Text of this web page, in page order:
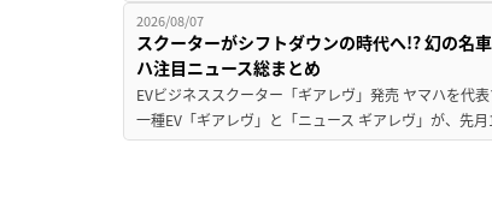
2026/08/07
スクーターがシフトダウンの時代へ!? 幻の名
ハ注目ニュース総まとめ
EVビジネススクーター「ギアレヴ」発売 ヤマハを代
一種EV「ギアレヴ」と「ニュース ギアレヴ」が、先